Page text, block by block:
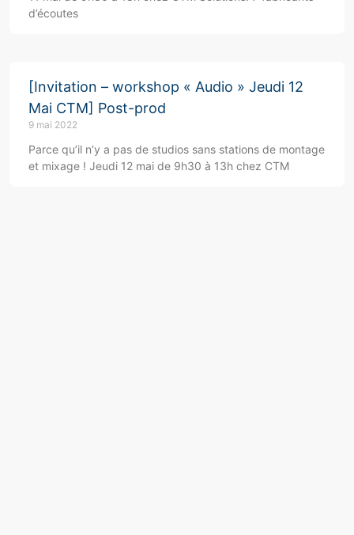
d’écoutes
[Invitation – workshop « Audio » Jeudi 12
Mai CTM] Post-prod
9 mai 2022
Parce qu’il n’y a pas de studios sans stations de montage
et mixage ! Jeudi 12 mai de 9h30 à 13h chez CTM